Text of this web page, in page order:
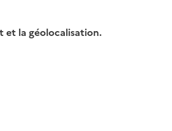
la géolocalisation.